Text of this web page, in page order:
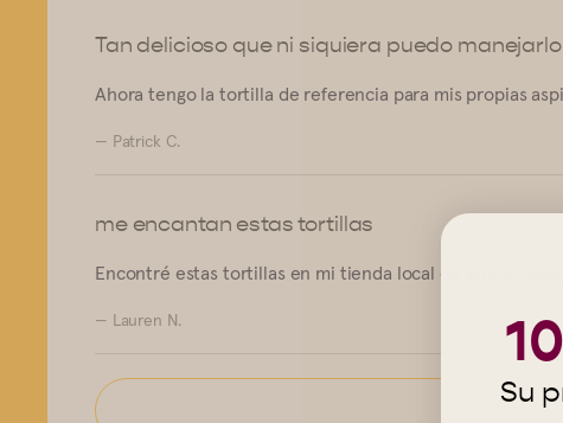
Tan delicioso que ni siquiera puedo manejarlo
Ahora tengo la tortilla de referencia para mis propias
— Patrick C.
me encantan estas tortillas
Encontré estas tortillas en mi tienda local de Whole
— Lauren N.
Su